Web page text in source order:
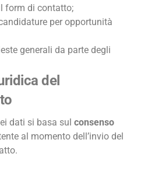
form di contatto;
per opportunità
generali da parte degli
del
dati si basa sulconsenso
al momento dell’invio del